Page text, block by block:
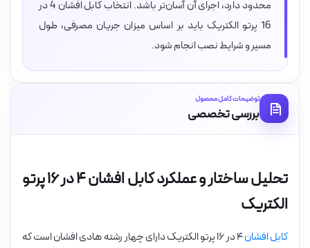
محدود دارد، اجرای آن آسان‌تر باشد. انتخاب کابل افشان 4 در
16 پرتو الکتریک باید بر اساس میزان جریان مصرفی، طول
مسیر و شرایط نصب انجام شود.
توضیحات کامل محصول
بررسی تخصصی
تحلیل ساختار و عملکرد کابل افشان ۴ در ۱۶ پرتو
الکتریک
کابل افشان
۴ در ۱۶ پرتو الکتریک دارای چهار رشته هادی افشان است که